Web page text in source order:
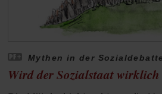
Mythen in der Sozialdebatte
Wird der Sozialstaat